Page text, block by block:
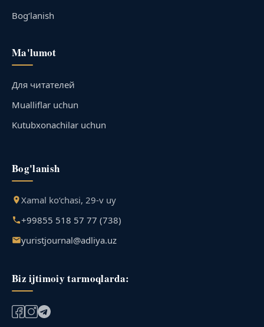
Bog‘lanish
Ma'lumot
Для читателей
Mualliflar uchun
Kutubxonachilar uchun
Bog'lanish
Xamal ko‘chasi, 29-v uy
+99855 518 57 77 (738)
yuristjournal@adliya.uz
Biz ijtimoiy tarmoqlarda: